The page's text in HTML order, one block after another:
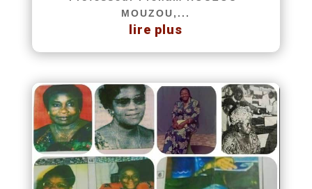
MOUZOU,...
lire plus